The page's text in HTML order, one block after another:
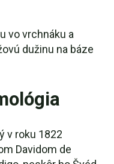
vo vrchnáku a
dužinu na báze
v roku 1822
Davidom de